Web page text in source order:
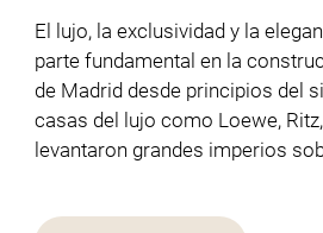
El lujo, la exclusividad y la
parte fundamental en la
de Madrid desde principios del
casas del lujo como Loewe,
levantaron grandes imperios